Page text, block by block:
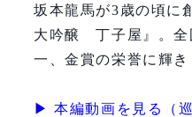
坂本龍馬が3歳の頃に
大吟醸 丁子屋』。全
一、金賞の栄誉に輝き
▶︎ 本編動画を見る（